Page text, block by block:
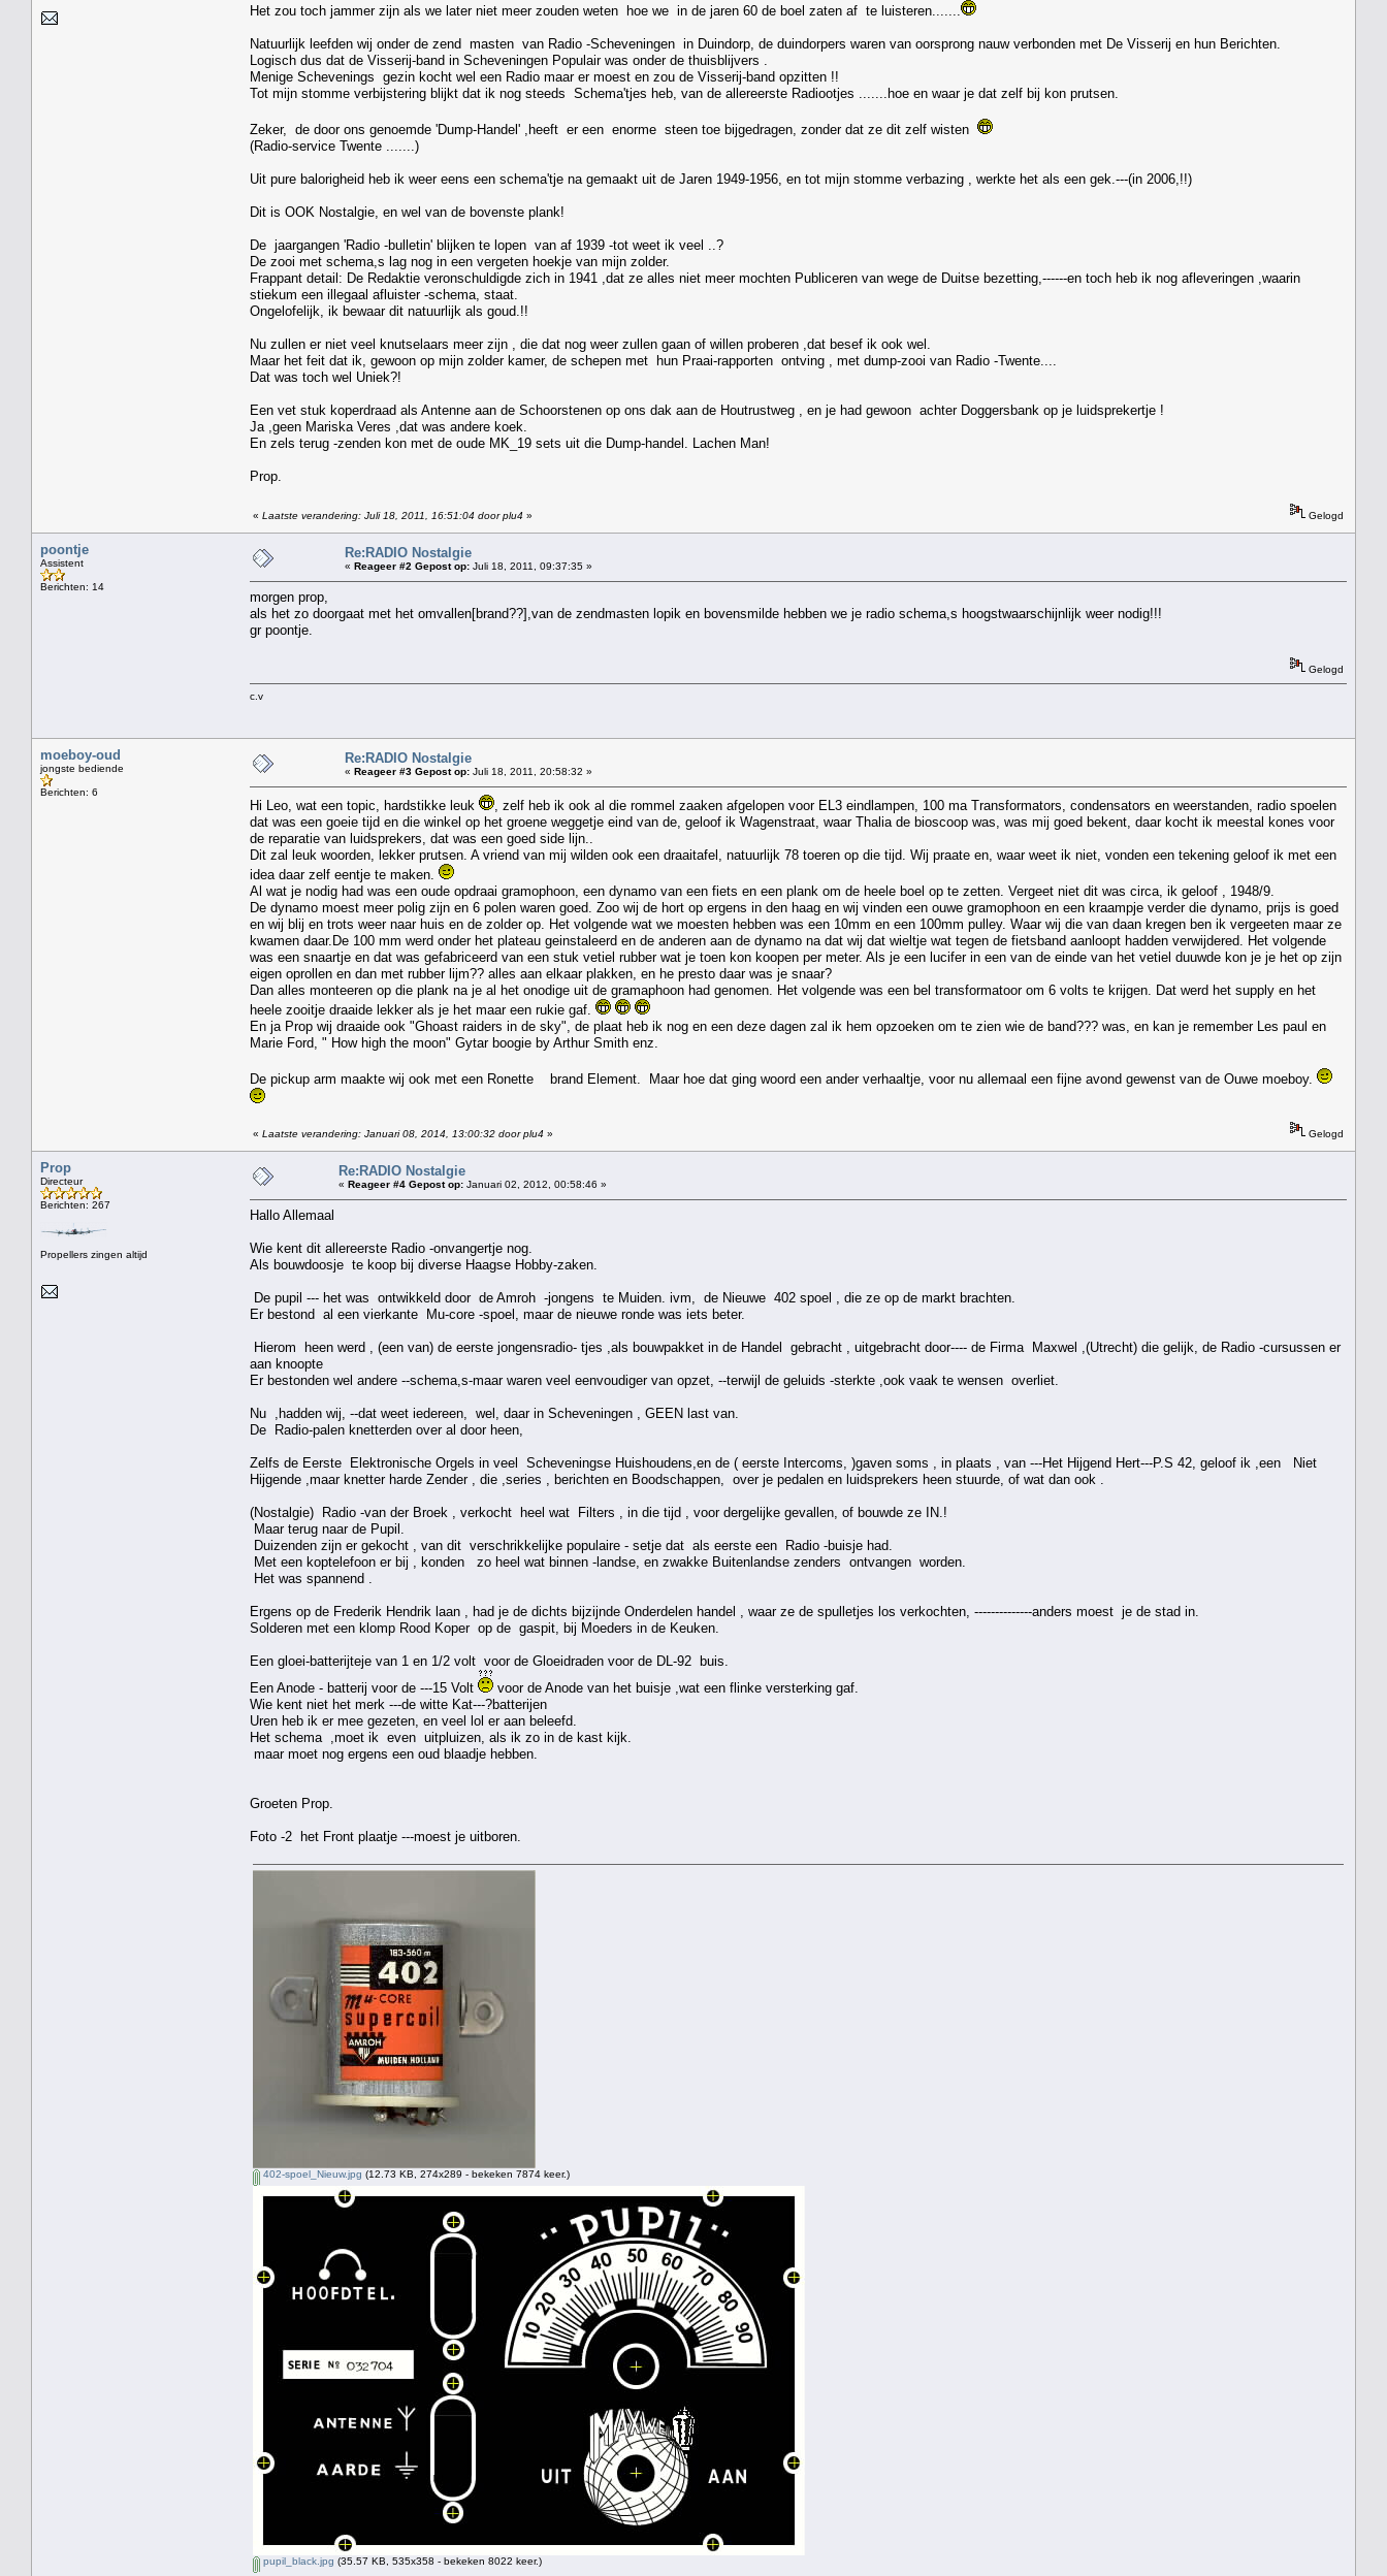
Het zou toch jammer zijn als we later niet meer zouden weten hoe we in de jaren 60 de boel zaten af te luisteren.......
Natuurlijk leefden wij onder de zend masten van Radio -Scheveningen in Duindorp, de duindorpers waren van oorsprong nauw verbonden met De Visserij en hun Berichten.
Logisch dus dat de Visserij-band in Scheveningen Populair was onder de thuisblijvers .
Menige Schevenings gezin kocht wel een Radio maar er moest en zou de Visserij-band opzitten !!
Tot mijn stomme verbijstering blijkt dat ik nog steeds Schema'tjes heb, van de allereerste Radiootjes .......hoe en waar je dat zelf bij kon prutsen.
Zeker, de door ons genoemde 'Dump-Handel' ,heeft er een enorme steen toe bijgedragen, zonder dat ze dit zelf wisten
(Radio-service Twente .......)
Uit pure balorigheid heb ik weer eens een schema'tje na gemaakt uit de Jaren 1949-1956, en tot mijn stomme verbazing , werkte het als een gek.---(in 2006,!!)
Dit is OOK Nostalgie, en wel van de bovenste plank!
De jaargangen 'Radio -bulletin' blijken te lopen van af 1939 -tot weet ik veel ..?
De zooi met schema,s lag nog in een vergeten hoekje van mijn zolder.
Frappant detail: De Redaktie veronschuldigde zich in 1941 ,dat ze alles niet meer mochten Publiceren van wege de Duitse bezetting,------en toch heb ik nog afleveringen ,waarin
stiekum een illegaal afluister -schema, staat.
Ongelofelijk, ik bewaar dit natuurlijk als goud.!!
Nu zullen er niet veel knutselaars meer zijn , die dat nog weer zullen gaan of willen proberen ,dat besef ik ook wel.
Maar het feit dat ik, gewoon op mijn zolder kamer, de schepen met hun Praai-rapporten ontving , met dump-zooi van Radio -Twente....
Dat was toch wel Uniek?!
Een vet stuk koperdraad als Antenne aan de Schoorstenen op ons dak aan de Houtrustweg , en je had gewoon achter Doggersbank op je luidsprekertje !
Ja ,geen Mariska Veres ,dat was andere koek.
En zels terug -zenden kon met de oude MK_19 sets uit die Dump-handel. Lachen Man!
Prop.
« Laatste verandering: Juli 18, 2011, 16:51:04 door plu4 » Gelogd
poontje
Assistent
Berichten: 14
Re:RADIO Nostalgie
« Reageer #2 Gepost op: Juli 18, 2011, 09:37:35 »
morgen prop,
als het zo doorgaat met het omvallen[brand??],van de zendmasten lopik en bovensmilde hebben we je radio schema,s hoogstwaarschijnlijk weer nodig!!!
gr poontje.
Gelogd
c.v
moeboy-oud
jongste bediende
Berichten: 6
Re:RADIO Nostalgie
« Reageer #3 Gepost op: Juli 18, 2011, 20:58:32 »
Hi Leo, wat een topic, hardstikke leuk
, zelf heb ik ook al die rommel zaaken afgelopen voor EL3 eindlampen, 100 ma Transformators, condensators en weerstanden, radio spoelen
dat was een goeie tijd en die winkel op het groene weggetje eind van de, geloof ik Wagenstraat, waar Thalia de bioscoop was, was mij goed bekent, daar kocht ik meestal kones voor
de reparatie van luidsprekers, dat was een goed side lijn..
Dit zal leuk woorden, lekker prutsen. A vriend van mij wilden ook een draaitafel, natuurlijk 78 toeren op die tijd. Wij praate en, waar weet ik niet, vonden een tekening geloof ik met een
idea daar zelf eentje te maken.
Al wat je nodig had was een oude opdraai gramophoon, een dynamo van een fiets en een plank om de heele boel op te zetten. Vergeet niet dit was circa, ik geloof , 1948/9.
De dynamo moest meer polig zijn en 6 polen waren goed. Zoo wij de hort op ergens in den haag en wij vinden een ouwe gramophoon en een kraampje verder die dynamo, prijs is goed
en wij blij en trots weer naar huis en de zolder op. Het volgende wat we moesten hebben was een 10mm en een 100mm pulley. Waar wij die van daan kregen ben ik vergeeten maar ze
kwamen daar.De 100 mm werd onder het plateau geinstaleerd en de anderen aan de dynamo na dat wij dat wieltje wat tegen de fietsband aanloopt hadden verwijdered. Het volgende
was een snaartje en dat was gefabriceerd van een stuk vetiel rubber wat je toen kon koopen per meter. Als je een lucifer in een van de einde van het vetiel duuwde kon je je het op zijn
eigen oprollen en dan met rubber lijm?? alles aan elkaar plakken, en he presto daar was je snaar?
Dan alles monteeren op die plank na je al het onodige uit de gramaphoon had genomen. Het volgende was een bel transformatoor om 6 volts te krijgen. Dat werd het supply en het
heele zooitje draaide lekker als je het maar een rukie gaf.
En ja Prop wij draaide ook "Ghoast raiders in de sky", de plaat heb ik nog en een deze dagen zal ik hem opzoeken om te zien wie de band??? was, en kan je remember Les paul en
Marie Ford, " How high the moon" Gytar boogie by Arthur Smith enz.
De pickup arm maakte wij ook met een Ronette brand Element. Maar hoe dat ging woord een ander verhaaltje, voor nu allemaal een fijne avond gewenst van de Ouwe moeboy.
« Laatste verandering: Januari 08, 2014, 13:00:32 door plu4 » Gelogd
Prop
Directeur
Berichten: 267
Propellers zingen altijd
Re:RADIO Nostalgie
« Reageer #4 Gepost op: Januari 02, 2012, 00:58:46 »
Hallo Allemaal
Wie kent dit allereerste Radio -onvangertje nog.
Als bouwdoosje te koop bij diverse Haagse Hobby-zaken.
De pupil --- het was ontwikkeld door de Amroh -jongens te Muiden. ivm, de Nieuwe 402 spoel , die ze op de markt brachten.
Er bestond al een vierkante Mu-core -spoel, maar de nieuwe ronde was iets beter.
Hierom heen werd , (een van) de eerste jongensradio- tjes ,als bouwpakket in de Handel gebracht , uitgebracht door---- de Firma Maxwel ,(Utrecht) die gelijk, de Radio -cursussen er
aan knoopte
Er bestonden wel andere --schema,s-maar waren veel eenvoudiger van opzet, --terwijl de geluids -sterkte ,ook vaak te wensen overliet.
Nu ,hadden wij, --dat weet iedereen, wel, daar in Scheveningen , GEEN last van.
De Radio-palen knetterden over al door heen,
Zelfs de Eerste Elektronische Orgels in veel Scheveningse Huishoudens,en de ( eerste Intercoms, )gaven soms , in plaats , van ---Het Hijgend Hert---P.S 42, geloof ik ,een Niet
Hijgende ,maar knetter harde Zender , die ,series , berichten en Boodschappen, over je pedalen en luidsprekers heen stuurde, of wat dan ook .
(Nostalgie) Radio -van der Broek , verkocht heel wat Filters , in die tijd , voor dergelijke gevallen, of bouwde ze IN.!
Maar terug naar de Pupil.
Duizenden zijn er gekocht , van dit verschrikkelijke populaire - setje dat als eerste een Radio -buisje had.
Met een koptelefoon er bij , konden zo heel wat binnen -landse, en zwakke Buitenlandse zenders ontvangen worden.
Het was spannend .
Ergens op de Frederik Hendrik laan , had je de dichts bijzijnde Onderdelen handel , waar ze de spulletjes los verkochten, --------------anders moest je de stad in.
Solderen met een klomp Rood Koper op de gaspit, bij Moeders in de Keuken.
Een gloei-batterijteje van 1 en 1/2 volt voor de Gloeidraden voor de DL-92 buis.
Een Anode - batterij voor de ---15 Volt
voor de Anode van het buisje ,wat een flinke versterking gaf.
Wie kent niet het merk ---de witte Kat---?batterijen
Uren heb ik er mee gezeten, en veel lol er aan beleefd.
Het schema ,moet ik even uitpluizen, als ik zo in de kast kijk.
maar moet nog ergens een oud blaadje hebben.
Groeten Prop.
Foto -2 het Front plaatje ---moest je uitboren.
402-spoel_Nieuw.jpg (12.73 KB, 274x289 - bekeken 7874 keer.)
pupil_black.jpg (35.57 KB, 535x358 - bekeken 8022 keer.)